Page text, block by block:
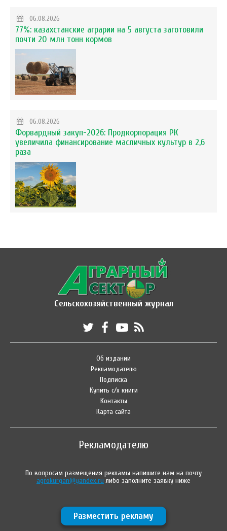
06.08.2026
77%: казахстанские аграрии на 5 августа заготовили
почти 20 млн тонн кормов
06.08.2026
Форвардный закуп-2026: Продкорпорация РК
увеличила финансирование масличных культур в 2,6
раза
Сельскохозяйственный журнал
Об издании
Рекламодателю
Подписка
Купить с/х книги
Контакты
Карта сайта
Рекламодателю
По вопросам размещения рекламы напишите нам на почту
agrokurgan@yandex.ru либо заполните заявку ниже
Разместить рекламу